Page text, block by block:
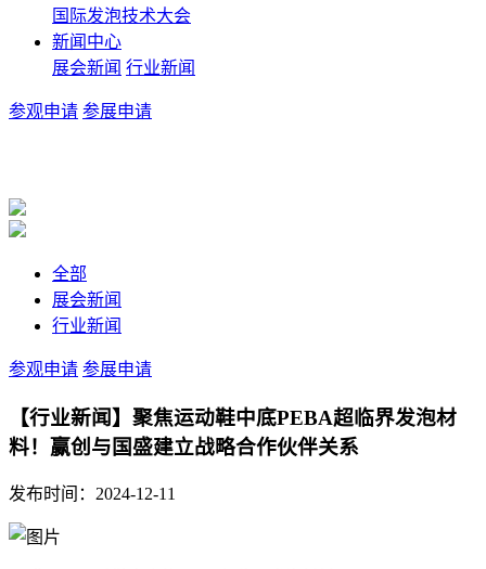
国际发泡技术大会
新闻中心
展会新闻 行业新闻
参观申请 参展申请
全部
展会新闻
行业新闻
参观申请 参展申请
【行业新闻】聚焦运动鞋中底PEBA超临界发泡材
料！赢创与国盛建立战略合作伙伴关系
发布时间：2024-12-11